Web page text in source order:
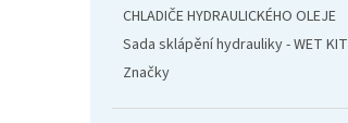
CHLADIČE HYDRAULICKÉHO OLEJE
Sada sklápění hydrauliky - WET KIT
Značky